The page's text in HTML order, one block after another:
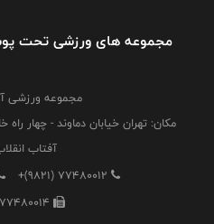
مجموعه های ورزشی تحت
مجموعه ورزشی
مکان: تهران خیابان دماوند - چهار
آفتاب
+(9821) 77480012